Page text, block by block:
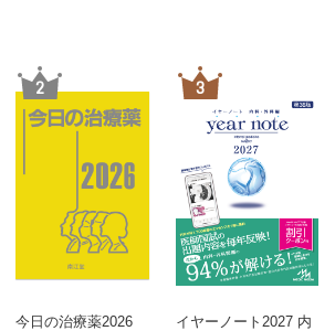
2
今日の治療薬2026
3
イヤーノート2027 内